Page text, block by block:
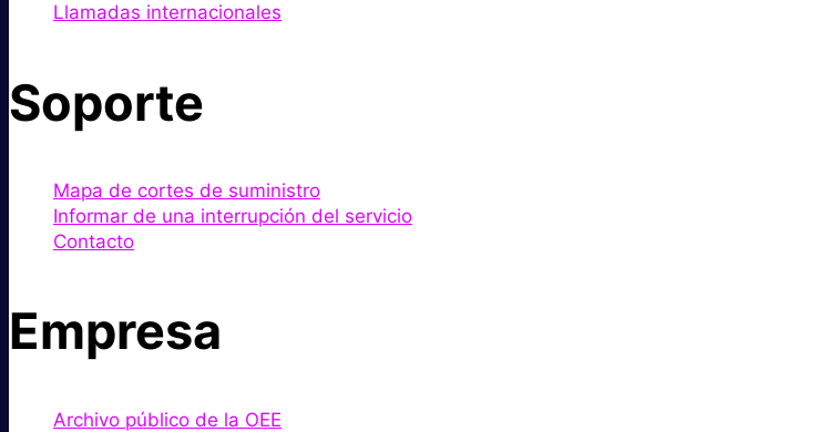
Llamadas internacionales
Soporte
Mapa de cortes de suministro
Informar de una interrupción del servicio
Contacto
Empresa
Archivo público de la OEE